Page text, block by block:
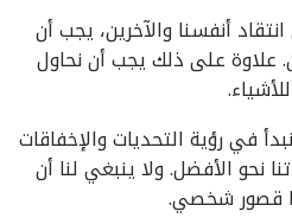
أنفسنا والآخرين، يجب أن
علاوة على ذلك يجب أن نحاول
في رؤية التحديات والإخفاقات
نحو الأفضل. ولا ينبغي لنا أن
قصور شخصي.